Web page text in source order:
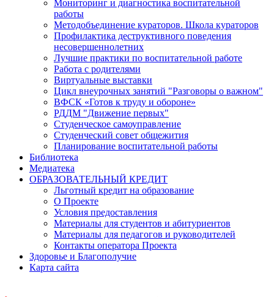
Мониторинг и диагностика воспитательной
работы
Методобъединение кураторов. Школа кураторов
Профилактика деструктивного поведения
несовершеннолетних
Лучшие практики по воспитательной работе
Работа с родителями
Виртуальные выставки
Цикл внеурочных занятий "Разговоры о важном"
ВФСК «Готов к труду и обороне»
РДДМ "Движение первых"
Студенческое самоуправление
Студенческий совет общежития
Планирование воспитательной работы
Библиотека
Медиатека
ОБРАЗОВАТЕЛЬНЫЙ КРЕДИТ
Льготный кредит на образование
О Проекте
Условия предоставления
Материалы для студентов и абитуриентов
Материалы для педагогов и руководителей
Контакты оператора Проекта
Здоровье и Благополучие
Карта сайта